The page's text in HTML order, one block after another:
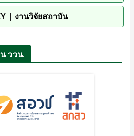
| งานวิจัยสถาบัน
ววน.